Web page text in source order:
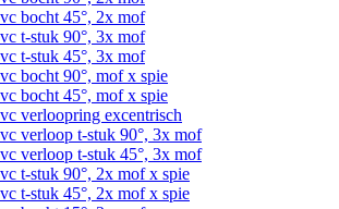
bocht 45°, 2x mof
t-stuk 90°, 3x mof
t-stuk 45°, 3x mof
bocht 90°, mof x spie
bocht 45°, mof x spie
verloopring excentrisch
verloop t-stuk 90°, 3x mof
verloop t-stuk 45°, 3x mof
t-stuk 90°, 2x mof x spie
t-stuk 45°, 2x mof x spie